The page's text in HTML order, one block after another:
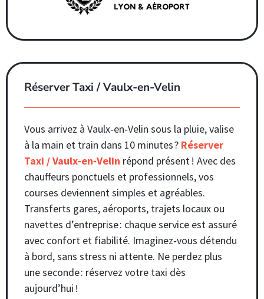
Réserver Taxi / Vaulx-en-Velin
Vous arrivez à Vaulx‑en‑Velin sous la pluie, valise
à la main et train dans 10 minutes ? Réserver
Taxi / Vaulx‑en‑Velin répond présent ! Avec des
chauffeurs ponctuels et professionnels, vos
courses deviennent simples et agréables.
Transferts gares, aéroports, trajets locaux ou
navettes d’entreprise : chaque service est assuré
avec confort et fiabilité. Imaginez‑vous détendu
à bord, sans stress ni attente. Ne perdez plus
une seconde : réservez votre taxi dès
aujourd’hui !